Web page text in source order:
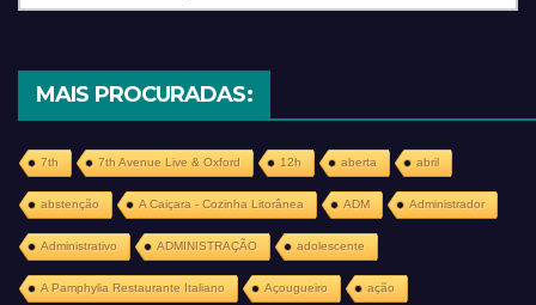
MAIS PROCURADAS:
7th 7th Avenue Live & Oxford 12h aberta abril
abstenção A Caiçara - Cozinha Litorânea ADM Administrador
Administrativo ADMINISTRAÇÃO adolescente
A Pamphylia Restaurante Italiano Açougueiro ação